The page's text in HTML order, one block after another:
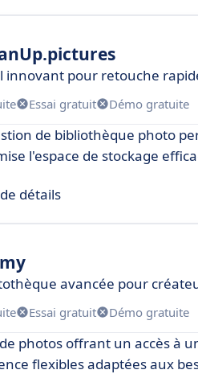
innovant pour retouche
Essai gratuit Démo gratuite
de bibliothèque photo
l'espace de stockage
détails
avancée pour
Essai gratuit Démo gratuite
photos offrant un accès à
flexibles adaptées aux